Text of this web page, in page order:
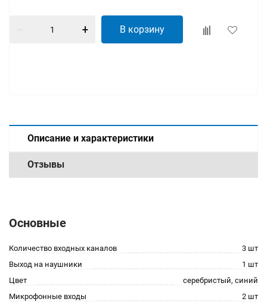
В корзину
Описание и характеристики
Отзывы
Основные
Количество входных каналов
3 шт
Выход на наушники
1 шт
Цвет
серебристый, синий
Микрофонные входы
2 шт